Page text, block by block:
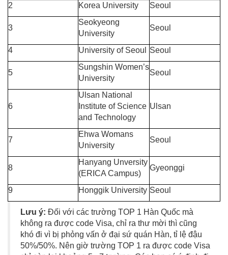
2
Korea University Seoul
3
Seokyeong
University
Seoul
4 University of Seoul Seoul
5
Sungshin Women’s
University
Seoul
6
Ulsan National
Institute of Science
and Technology
Ulsan
7
Ehwa Womans
University
Seoul
8
Hanyang Unversity
(ERICA Campus)
Gyeonggi
9 Honggik University Seoul
Lưu ý: Đối với các trường TOP 1 Hàn Quốc mà
không ra được code Visa, chỉ ra thư mời thì cũng
khó đi vì bị phỏng vấn ở đại sứ quán Hàn, tỉ lệ đậu
50%/50%. Nên giờ trường TOP 1 ra được code Visa